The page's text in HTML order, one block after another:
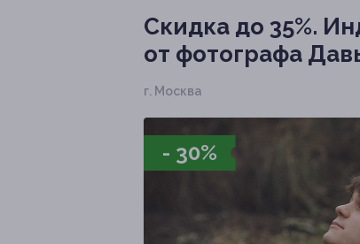
Скидка до 35%.
от фотографа
г. Москва
- 30%